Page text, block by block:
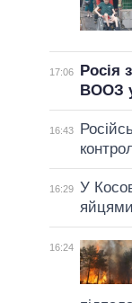
17:06
Росія
ВООЗ
16:43
16:29 У
яйцями
16:24